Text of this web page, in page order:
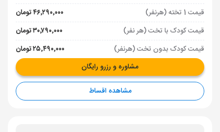
قیمت 1 تخته (هرنفر)
۴۶٬۲۹۰٬۰۰۰ تومان
قیمت کودک با تخت (هر نفر)
۳۰٬۷۹۰٬۰۰۰ تومان
قیمت کودک بدون تخت (هرنفر)
۲۵٬۴۹۰٬۰۰۰ تومان
مشاوره و رزرو رایگان
مشاهده اقساط